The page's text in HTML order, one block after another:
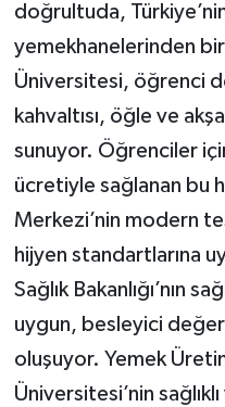
doğrultuda,
yemekhanelerinden
Üniversitesi, öğrenci
kahvaltısı, öğle ve
sunuyor. Öğrenciler
ücretiyle sağlanan bu
Merkezi’nin modern
hijyen standartlarına
Sağlık Bakanlığı’nın
uygun, besleyici
oluşuyor. Yemek
Üniversitesi’nin